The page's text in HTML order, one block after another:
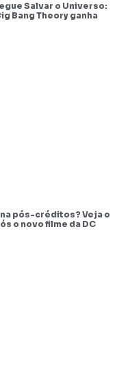
Salvar o Universo:
Bang Theory ganha
pós-créditos? Veja o
o novo filme da DC